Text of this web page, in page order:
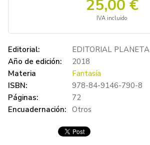
25,00 €
IVA incluido
Editorial:
EDITORIAL PLANETA
Año de edición:
2018
Materia
Fantasía
ISBN:
978-84-9146-790-8
Páginas:
72
Encuadernación: Otros